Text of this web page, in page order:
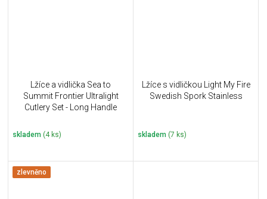
Lžíce a vidlička Sea to
Summit Frontier Ultralight
Cutlery Set - Long Handle
skladem (4 ks)
Lžíce s vidličkou Light My Fire
Swedish Spork Stainless
skladem (7 ks)
zlevněno